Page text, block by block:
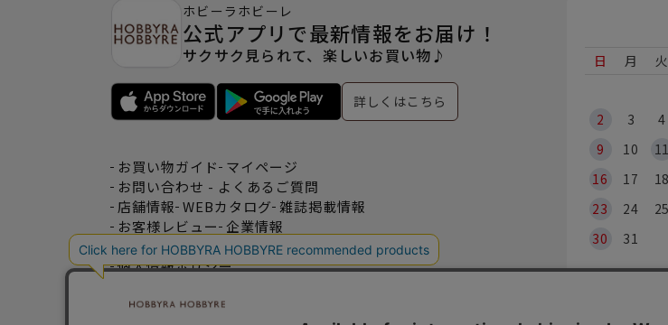
日 月 火
2
3 4
9
10 11
16
17 18
23
24 25
30
31
ホビーラホビーレ
公式アプリで最新情報をお届け！
サクサク見られて、楽しいお買い物♪
詳しくはこちら
お買い物ガイド マイページ
お問い合わせ - よくあるご質問
店舗情報 WEBカタログ 雑誌掲載情報
お客様レビュー 企業情報
特定商取引法表記 利用規約
個人情報ポリシー
おトクな情報♪メルマガ登録